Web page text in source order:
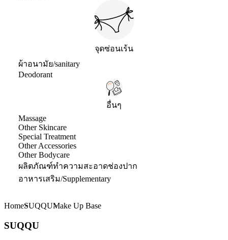
จุดซ่อนเร้น
ผ้าอนามัย/sanitary
Deodorant
อื่นๆ
Massage
Other Skincare
Special Treatment
Other Accessories
Other Bodycare
ผลิตภัณฑ์ทำความสะอาดช่องปาก
อาหารเสริม/Supplementary
HomeSUQQUMake Up Base
SUQQU